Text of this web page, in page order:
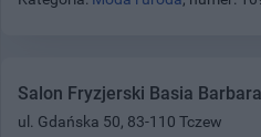
Salon Fryzjerski Basia
ul. Gdańska 50, 83-110 Tczew